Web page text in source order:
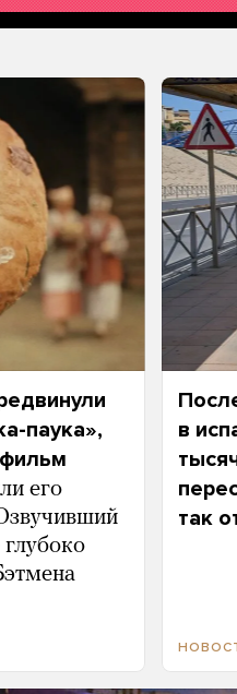
паука»,
его
в
так